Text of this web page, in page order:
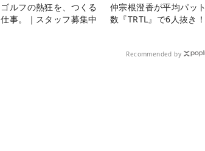
ゴルフの熱狂を、つくる
仕事。｜スタッフ募集中
仲宗根澄香が平均パット
数『TRTL』で6人抜き！
Recommended by